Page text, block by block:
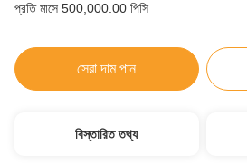
প্রতি মাসে 500,000.00 পিসি
সেরা দাম পান
বিস্তারিত তথ্য